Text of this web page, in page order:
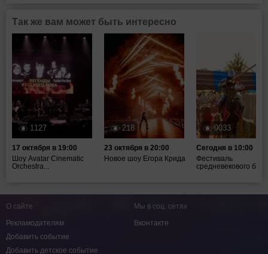
Так же вам может быть интересно
1127
17 октября в 19:00
Шоу Avatar Cinematic
Orchestra...
218
23 октября в 20:00
Новое шоу Егора Крида
9033
Сегодня в 10:00
Фестиваль
средневекового боя
О сайте
Рекламодателям
Добавить событие
Добавить детское событие
Мы в соц. сетях
Вконтакте